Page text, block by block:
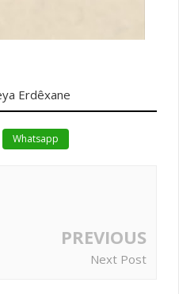
Erdêxane
Whatsapp
PREVIOUS
Next Post